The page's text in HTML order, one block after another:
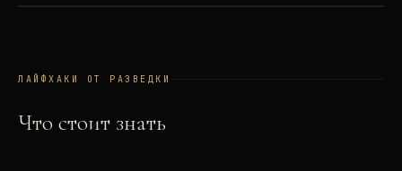
ЛАЙФХАКИ ОТ РАЗВЕДКИ
Что стоит знать